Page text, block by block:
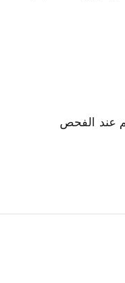
عند الفحص